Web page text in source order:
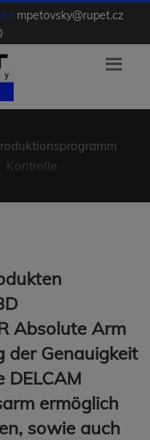
mpetovsky@rupet.cz
Kontrolle
Absolute Arm
der Genauigkeit
ermöglich
sowie auch